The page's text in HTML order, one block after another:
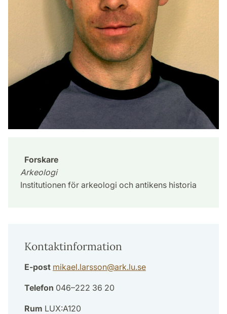
Forskare
Arkeologi
Institutionen för arkeologi och antikens historia
Kontaktinformation
E-post mikael.larsson@ark.lu.se
Telefon 046–222 36 20
Rum LUX:A120